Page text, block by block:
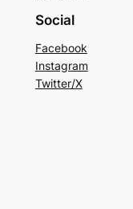
Social
Facebook
Instagram
Twitter/X